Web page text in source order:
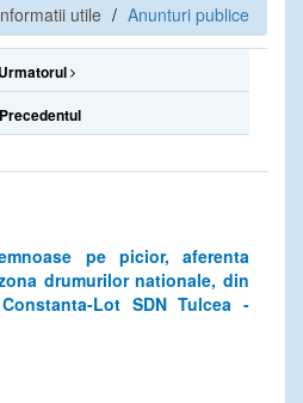
utile Anunturi publice
Urmatorul
Precedentul
pe picior, aferenta
drumurilor nationale, din
Lot SDN Tulcea -